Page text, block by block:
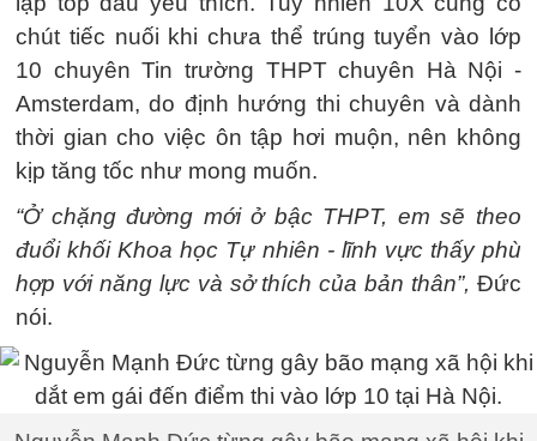
chút tiếc nuối khi chưa thể trúng tuyển vào lớp
10 chuyên Tin trường THPT chuyên Hà Nội -
Amsterdam, do định hướng thi chuyên và dành
thời gian cho việc ôn tập hơi muộn, nên không
kịp tăng tốc như mong muốn.
“Ở chặng đường mới ở bậc THPT, em sẽ theo
đuổi khối Khoa học Tự nhiên - lĩnh vực thấy phù
hợp với năng lực và sở thích của bản thân”, Đức
nói.